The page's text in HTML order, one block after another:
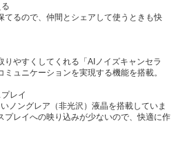
てるので、仲間とシェアして使うときも快
やすくしてくれる「AIノイズキャンセラ
ュニケーションを実現する機能を搭載。
レイ
ノングレア（非光沢）液晶を搭載していま
プレイへの映り込みが少ないので、快適に作